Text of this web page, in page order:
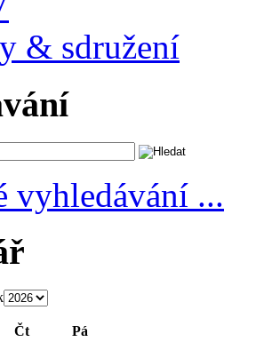
& sdružení
vyhledávání ...
Čt Pá